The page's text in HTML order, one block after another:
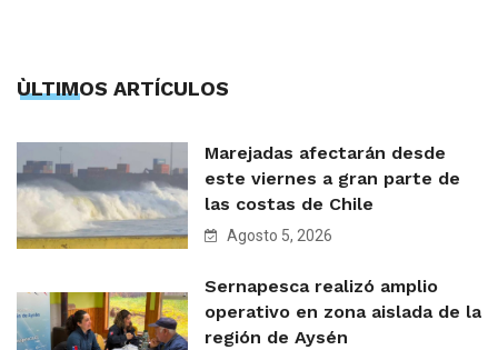
ÙLTIMOS ARTÍCULOS
Marejadas afectarán desde
este viernes a gran parte de
las costas de Chile
Agosto 5, 2026
Sernapesca realizó amplio
operativo en zona aislada de la
región de Aysén